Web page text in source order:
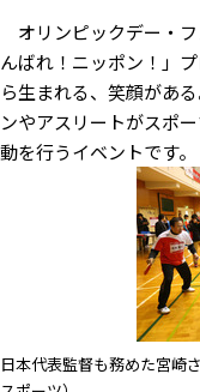
オリンピックデー・
んばれ！ニッポン！」
ら生まれる、笑顔があ
ンやアスリートがスポ
動を行うイベントです。
日本代表監督も務めた宮崎